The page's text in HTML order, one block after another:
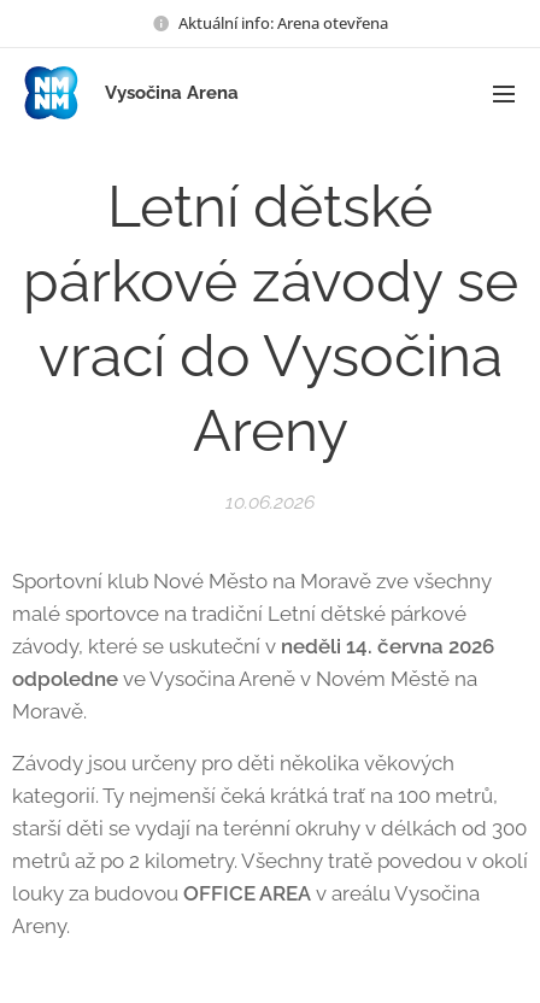
Aktuální info: Arena otevřena
Vysočina Arena
Letní dětské
párkové závody se
vrací do Vysočina
Areny
10.06.2026
Sportovní klub Nové Město na Moravě zve všechny
malé sportovce na tradiční Letní dětské párkové
závody, které se uskuteční v neděli 14. června 2026
odpoledne ve Vysočina Areně v Novém Městě na
Moravě.
Závody jsou určeny pro děti několika věkových
kategorií. Ty nejmenší čeká krátká trať na 100 metrů,
starší děti se vydají na terénní okruhy v délkách od 300
metrů až po 2 kilometry. Všechny tratě povedou v okolí
louky za budovou OFFICE AREA v areálu Vysočina
Areny.